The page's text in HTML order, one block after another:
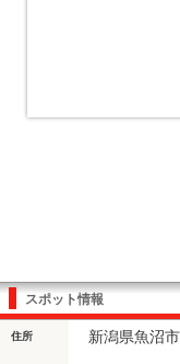
スポット情報
住所 新潟県魚沼